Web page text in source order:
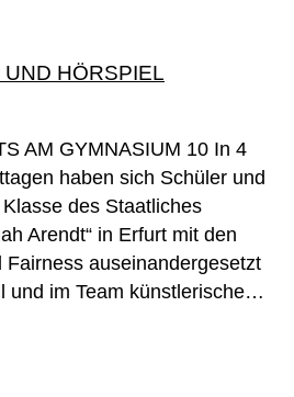
HÖRSPIEL
AM GYMNASIUM 10 In 4
haben sich Schüler und
des Staatliches
Arendt“ in Erfurt mit den
Fairness auseinandergesetzt
und im Team künstlerische…